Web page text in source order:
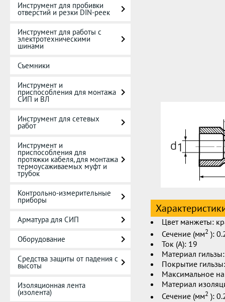
Инструмент для пробивки
отверстий и резки DIN-реек
Инструмент для работы с
электротехническими
шинами
Съемники
Инструмент и
приспособления для монтажа
СИП и ВЛ
Инструмент для сетевых
работ
Инструмент и
приспособления для
протяжки кабеля, для монтажа
термоусаживаемых муфт и
трубок
Контрольно-измерительные
приборы
Арматура для СИП
Оборудование
Средства защиты от падения с
высоты
Изоляционная лента
(изолента)
Цвет манжеты:
Сечение (мм2 ):
Ток (А): 19
Материал
Покрытие
Максимальное
Материал
Сечение (мм2 ):